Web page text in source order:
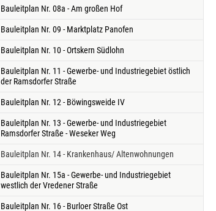
Bauleitplan Nr. 08a - Am großen Hof
Bauleitplan Nr. 09 - Marktplatz Panofen
Bauleitplan Nr. 10 - Ortskern Südlohn
Bauleitplan Nr. 11 - Gewerbe- und Industriegebiet östlich
der Ramsdorfer Straße
Bauleitplan Nr. 12 - Böwingsweide IV
Bauleitplan Nr. 13 - Gewerbe- und Industriegebiet
Ramsdorfer Straße - Weseker Weg
Bauleitplan Nr. 14 - Krankenhaus/ Altenwohnungen
Bauleitplan Nr. 15a - Gewerbe- und Industriegebiet
westlich der Vredener Straße
Bauleitplan Nr. 16 - Burloer Straße Ost